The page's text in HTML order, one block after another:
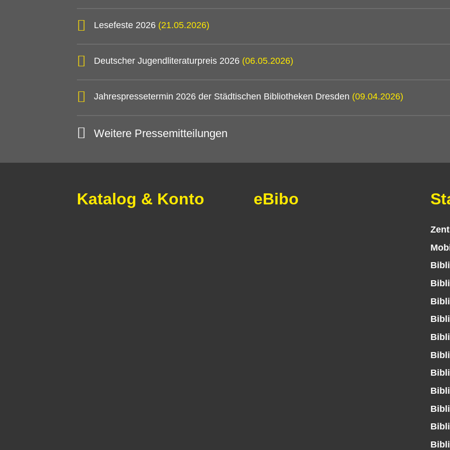
Lesefeste 2026 (21.05.2026)
Deutscher Jugendliteraturpreis 2026 (06.05.2026)
Jahrespressetermin 2026 der Städtischen Bibliotheken Dresden (09.04.2026)
Weitere Pressemitteilungen
Katalog & Konto eBibo